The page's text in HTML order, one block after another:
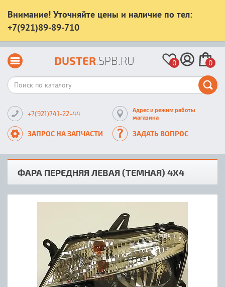
Внимание! Уточняйте цены и наличие по тел:
+7(921)89-89-710
DUSTER.SPB.RU 0 0
+7(921)741-22-44
Адрес и режим работы
магазина
ЗАПРОС НА ЗАПЧАСТИ ЗАДАТЬ ВОПРОС
ФАРА ПЕРЕДНЯЯ ЛЕВАЯ (ТЕМНАЯ) 4Х4